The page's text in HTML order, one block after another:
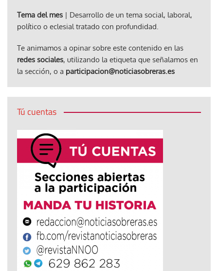
Tema del mes | Desarrollo de un tema social, laboral,
político o eclesial tratado con profundidad.
Te animamos a opinar sobre este contenido en las
redes sociales, utilizando la etiqueta que señalamos en
la sección, o a participacion@noticiasobreras.es
Tú cuentas